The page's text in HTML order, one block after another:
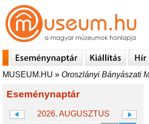
MUSEUM.HU » Oroszlányi Bányászati
Eseménynaptár
2026. AUGUSZTUS